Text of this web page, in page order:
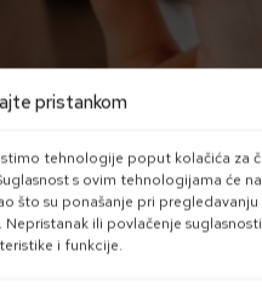
pristankom
tehnologije poput kolačića za
s ovim tehnologijama će
što su ponašanje pri pregledavanju
ili povlačenje
i funkcije.